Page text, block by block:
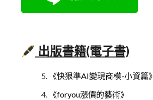
出版書籍(電子書)
《快狠準AI變現商模-小資篇》
《foryou漲價的藝術》